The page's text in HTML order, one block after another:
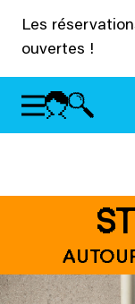
Les
ouvertes !